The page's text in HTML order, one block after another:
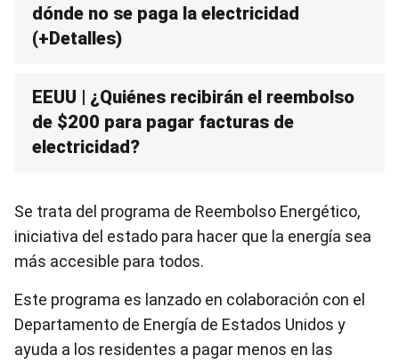
dónde no se paga la electricidad
(+Detalles)
EEUU | ¿Quiénes recibirán el reembolso
de $200 para pagar facturas de
electricidad?
Se trata del programa de Reembolso Energético,
iniciativa del estado para hacer que la energía sea
más accesible para todos.
Este programa es lanzado en colaboración con el
Departamento de Energía de Estados Unidos y
ayuda a los residentes a pagar menos en las